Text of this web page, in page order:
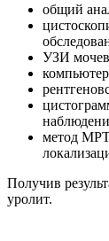
общий
УЗИ
метод МРТ
Получив
уролит.